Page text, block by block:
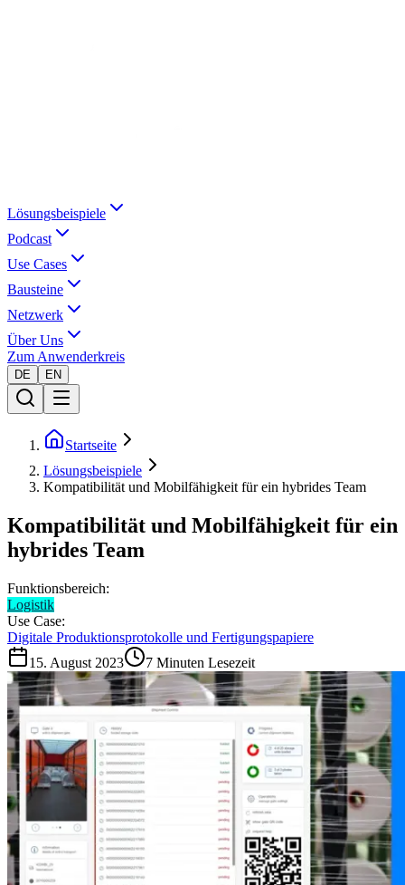
Lösungsbeispiele
Podcast
Use Cases
Bausteine
Netzwerk
Über Uns
Zum Anwenderkreis
DE EN
Startseite
Lösungsbeispiele
Kompatibilität und Mobilfähigkeit für ein hybrides Team
Kompatibilität und Mobilfähigkeit für ein
hybrides Team
Funktionsbereich:
Logistik
Use Case:
Digitale Produktionsprotokolle und Fertigungspapiere
15. August 2023
7 Minuten Lesezeit